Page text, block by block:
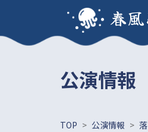
春
公演情報
TOP > 公演情報 >